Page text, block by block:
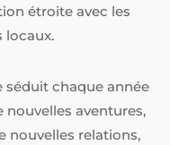
étroite avec les
locaux.
séduit chaque année
nouvelles aventures,
nouvelles relations,